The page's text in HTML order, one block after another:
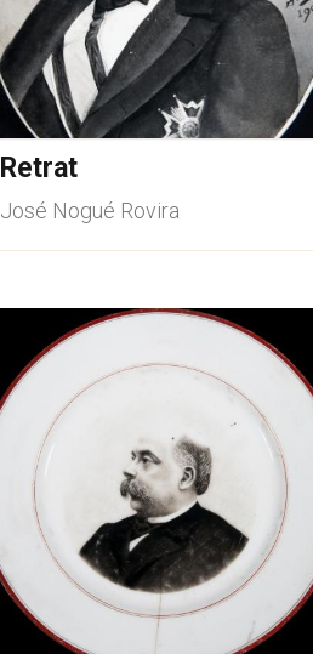
Retrat
José Nogué Rovira